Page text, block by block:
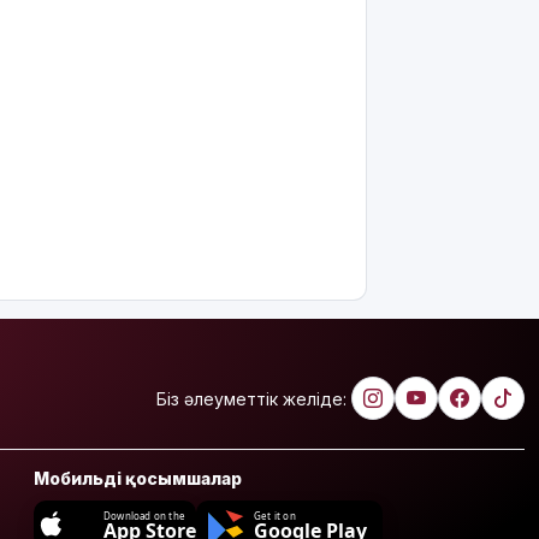
Біз әлеуметтік желіде:
Мобильді қосымшалар
Download on the
App Store
Get it on
Google Play